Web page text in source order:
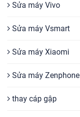
Sửa máy Vivo
Sửa máy Vsmart
Sửa máy Xiaomi
Sửa máy Zenphone
thay cáp gập